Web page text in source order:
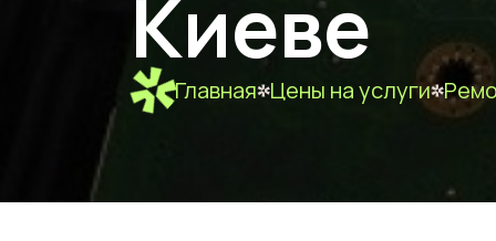
Киеве
Главная Цены на услуги